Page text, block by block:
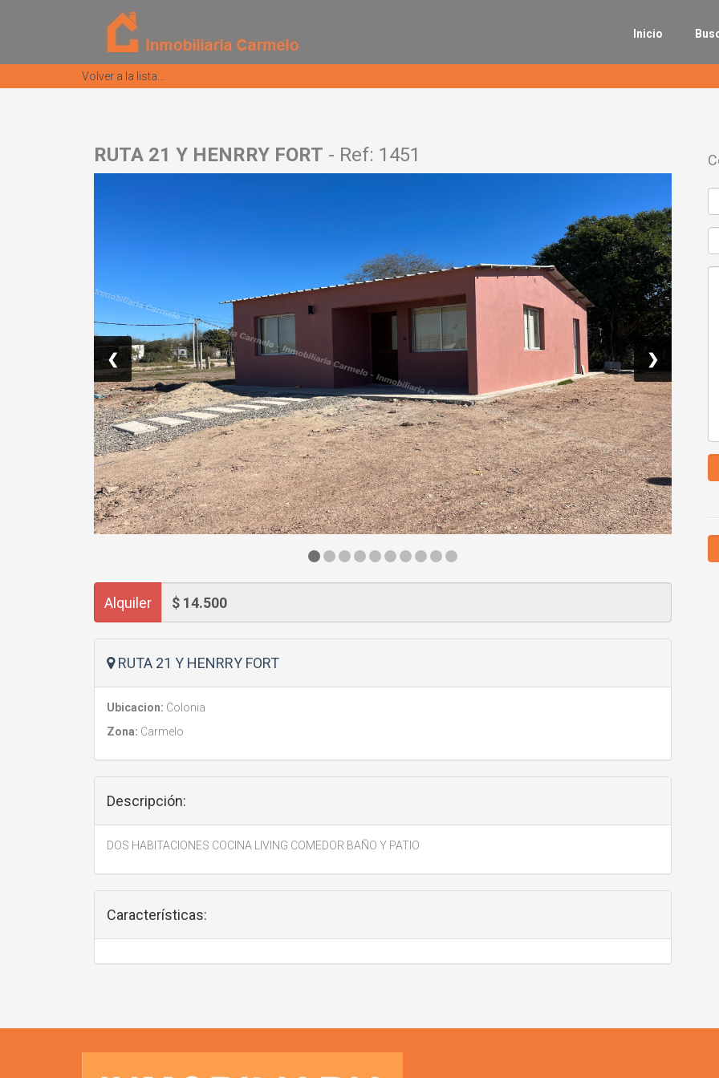
Inicio
Volver a la lista...
RUTA 21 Y HENRRY FORT - Ref: 1451
❮ ❯
Alquiler
RUTA 21 Y HENRRY FORT
Ubicacion: Colonia
Zona: Carmelo
Descripción:
DOS HABITACIONES COCINA LIVING COMEDOR BAÑO Y PATIO
Características: